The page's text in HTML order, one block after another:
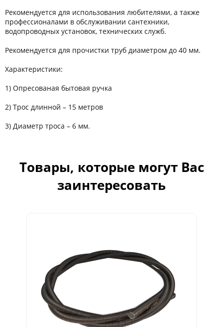
Рекомендуется для использования любителями, а также
профессионалами в обслуживании сантехники,
водопроводных установок, технических служб.
Рекомендуется для прочистки труб диаметром до 40 мм.
Характеристики:
1) Опресованая бытовая ручка
2) Трос длинной – 15 метров
3) Диаметр троса – 6 мм.
Товары, которые могут Вас
заинтересовать